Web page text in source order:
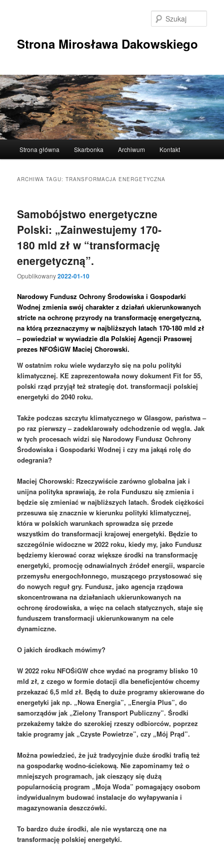
Strona Mirosława Dakowskiego
Strona główna Skarbonka Archiwum Kontakt
ARCHIWA TAGU:TRANSFORMACJA ENERGETYCZNA
Samobójstwo energetyczne
Polski: „Zainwestujemy 170-
180 mld zł w “transformację
energetyczną”.
Opublikowany2022-01-10
Narodowy Fundusz Ochrony Środowiska i Gospodarki
Wodnej zmienia swój charakter z działań ukierunkowanych
stricte na ochronę przyrody na transformację energetyczną,
na którą przeznaczymy w najbliższych latach 170-180 mld zł
– powiedział w wywiadzie dla Polskiej Agencji Prasowej
prezes NFOŚiGW Maciej Chorowski.
W ostatnim roku wiele wydarzyło się na polu polityki
klimatycznej. KE zaprezentowała nowy dokument Fit for 55,
polski rząd przyjął też strategię dot. transformacji polskiej
energetyki do 2040 roku.
Także podczas szczytu klimatycznego w Glasgow, państwa –
po raz pierwszy – zadeklarowały odchodzenie od węgla. Jak
w tych procesach widzi się Narodowy Fundusz Ochrony
Środowiska i Gospodarki Wodnej i czy ma jakąś rolę do
odegrania?
Maciej Chorowski: Rzeczywiście zarówno globalna jak i
unijna polityka sprawiają, że rola Funduszu się zmienia i
będzie się zmieniać w najbliższych latach. Środek ciężkości
przesuwa się znacznie w kierunku polityki klimatycznej,
która w polskich warunkach sprowadza się przede
wszystkim do transformacji krajowej energetyki. Będzie to
szczególnie widoczne w 2022 roku, kiedy my, jako Fundusz
będziemy kierować coraz większe środki na transformację
energetyki, promocję odnawialnych źródeł energii, wsparcie
przemysłu energochłonnego, muszącego przystosować się
do nowych reguł gry. Fundusz, jako agencja rządowa
skoncentrowana na działaniach ukierunkowanych na
ochronę środowiska, a więc na celach statycznych, staje się
funduszem transformacji ukierunkowanym na cele
dynamiczne.
O jakich środkach mówimy?
W 2022 roku NFOŚiGW chce wydać na programy blisko 10
mld zł, z czego w formie dotacji dla beneficjentów chcemy
przekazać 6,5 mld zł. Będą to duże programy skierowane do
energetyki jak np. „Nowa Energia”, „Energia Plus”, do
samorządów jak „Zielony Transport Publiczny”. Środki
przekażemy także do szerokiej rzeszy odbiorców, poprzez
takie programy jak „Czyste Powietrze”, czy „Mój Prąd”.
Można powiedzieć, że już tradycyjnie duże środki trafią też
na gospodarkę wodno-ściekową. Nie zapominamy też o
mniejszych programach, jak cieszący się dużą
popularnością program „Moja Woda” pomagający osobom
indywidualnym budować instalacje do wyłapywania i
magazynowania deszczówki.
To bardzo duże środki, ale nie wystarczą one na
transformację polskiej energetyki.